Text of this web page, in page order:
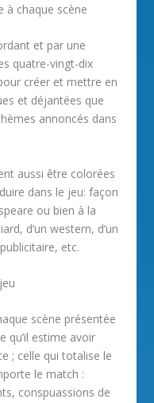
à chaque scène
et par une
quatre-vingt-dix
créer et mettre en
et déjantées que
annoncés dans
aussi être colorées
dans le jeu: façon
ou bien à la
d’un western, d’un
etc.
scène présentée
qu’il estime avoir
; celle qui totalise le
le match :
conspuassions de